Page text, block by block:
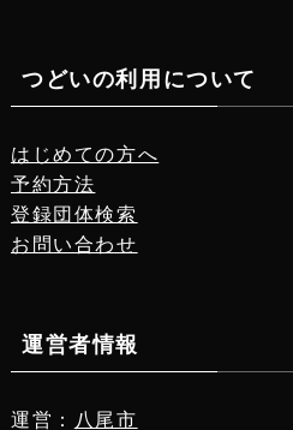
つどいの利用について
はじめての方へ
予約方法
登録団体検索
お問い合わせ
運営者情報
運営： 八尾市